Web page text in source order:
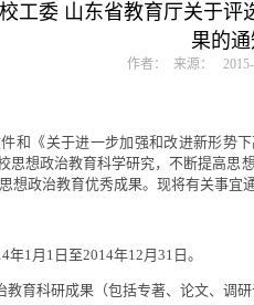
工委 山东省教育厅关于评
果的
作者： 来源： 2015-
和《关于进一步加强和改进新形势
思想政治教育科学研究，不断提高思
想政治教育优秀成果。现将有关事宜
年1月1日至2014年12月31日。
教育科研成果（包括专著、论文、调